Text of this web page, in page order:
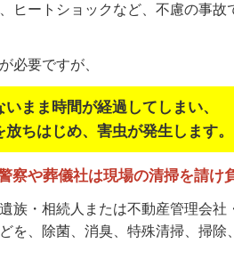
ヒートショックなど、不慮の事
必要ですが、
まま時間が経過してしまい、
ちはじめ、害虫が発生します。
察や葬儀社は現場の清掃を請け
族・相続人または不動産管理会
を、除菌、消臭、特殊清掃、掃